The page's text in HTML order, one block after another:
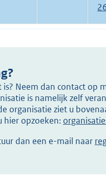
Neem dan contact op
is namelijk zelf
organisatie ziet u
hier opzoeken:
dan een e-mail naar